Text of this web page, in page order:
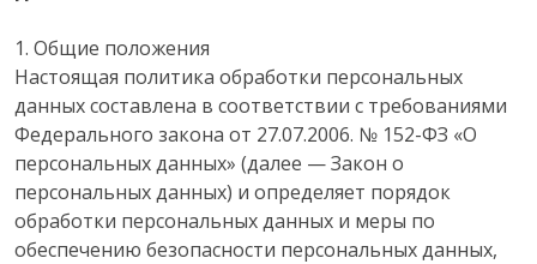
1. Общие положения
Настоящая политика обработки персональных
данных составлена в соответствии с требованиями
Федерального закона от 27.07.2006. № 152-ФЗ «О
персональных данных» (далее — Закон о
персональных данных) и определяет порядок
обработки персональных данных и меры по
обеспечению безопасности персональных данных,